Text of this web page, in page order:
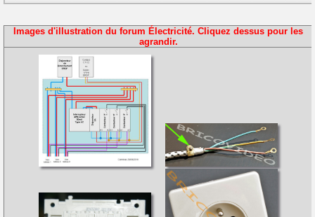
Images d'illustration du forum Électricité. Cliquez dessus pour les
agrandir.